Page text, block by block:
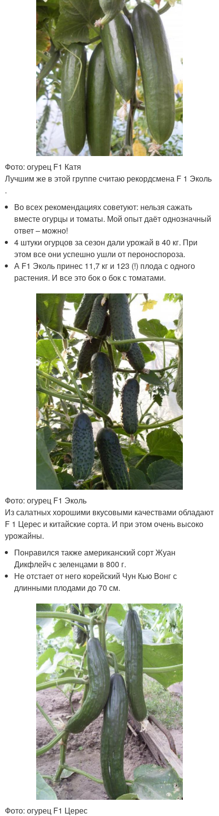
Фото: огурец F1 Катя
Лучшим же в этой группе считаю рекордсмена F 1 Эколь
.
Во всех рекомендациях советуют: нельзя сажать
вместе огурцы и томаты. Мой опыт даёт однозначный
ответ – можно!
4 штуки огурцов за сезон дали урожай в 40 кг. При
этом все они успешно ушли от пероноспороза.
А F1 Эколь принес 11,7 кг и 123 (!) плода с одного
растения. И все это бок о бок с томатами.
Фото: огурец F1 Эколь
Из салатных хорошими вкусовыми качествами обладают
F 1 Церес и китайские сорта. И при этом очень высоко
урожайны.
Понравился также американский сорт Жуан
Дикфлейч с зеленцами в 800 г.
Не отстает от него корейский Чун Кью Вонг с
длинными плодами до 70 см.
Фото: огурец F1 Церес